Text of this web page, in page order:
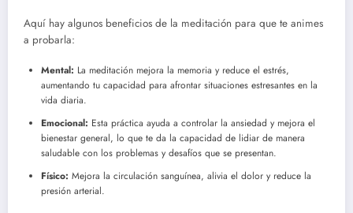
Aquí hay algunos beneficios de la meditación para que te animes
a probarla:
Mental: La meditación mejora la memoria y reduce el estrés,
aumentando tu capacidad para afrontar situaciones estresantes en la
vida diaria.
Emocional: Esta práctica ayuda a controlar la ansiedad y mejora el
bienestar general, lo que te da la capacidad de lidiar de manera
saludable con los problemas y desafíos que se presentan.
Físico: Mejora la circulación sanguínea, alivia el dolor y reduce la
presión arterial.